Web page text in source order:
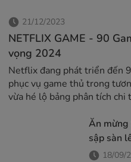
21/12/2023
NETFLIX GAME - 90
vọng 2024
Netflix đang phát triển đến
phục vụ game thủ trong
vừa hé lộ bảng phân tích
nay, nền tảng này đã có
Ngoài ra, họ cũng xác
mới đang được phát triển
Ăn
sập sàn
siêu hot
18/09/